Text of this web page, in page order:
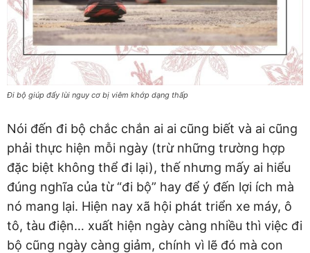
Đi bộ giúp đẩy lùi nguy cơ bị viêm khớp dạng thấp
Nói đến đi bộ chắc chắn ai ai cũng biết và ai cũng
phải thực hiện mỗi ngày (trừ những trường hợp
đặc biệt không thể đi lại), thế nhưng mấy ai hiểu
đúng nghĩa của từ “đi bộ” hay để ý đến lợi ích mà
nó mang lại. Hiện nay xã hội phát triển xe máy, ô
tô, tàu điện… xuất hiện ngày càng nhiều thì việc đi
bộ cũng ngày càng giảm, chính vì lẽ đó mà con